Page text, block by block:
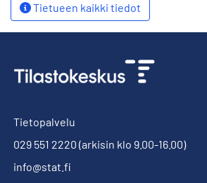
Tietueen kaikki tiedot
Tietopalvelu
029 551 2220 (arkisin klo 9.00-16.00)
info@stat.fi